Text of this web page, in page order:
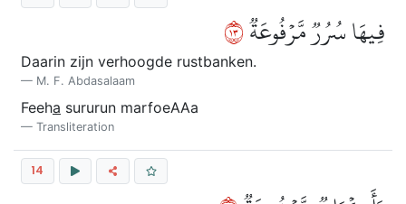
فِيهَا سُرُرٞ مَّرۡفُوعَةٞ٣١
Daarin zijn verhoogde rustbanken.
M. F. Abdasalaam
Feeha sururun marfoeAAa
Transliteration
14